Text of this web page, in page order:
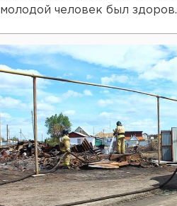
молодой человек был здоров.